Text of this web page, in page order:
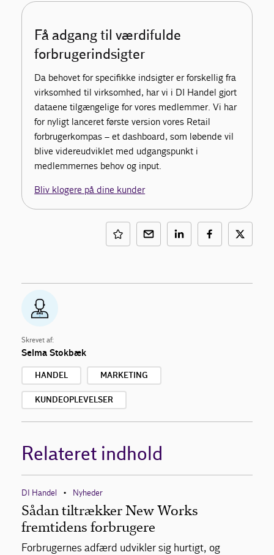
Få adgang til værdifulde
forbrugerindsigter
Da behovet for specifikke indsigter er forskellig fra
virksomhed til virksomhed, har vi i DI Handel gjort
dataene tilgængelige for vores medlemmer. Vi har
for nyligt lanceret første version vores Retail
forbrugerkompas – et dashboard, som løbende vil
blive videreudviklet med udgangspunkt i
medlemmernes behov og input.
Bliv klogere på dine kunder
Skrevet af:
Selma Stokbæk
HANDEL MARKETING
KUNDEOPLEVELSER
Relateret indhold
DI Handel • Nyheder
Sådan tiltrækker New Works
fremtidens forbrugere
Forbrugernes adfærd udvikler sig hurtigt, og